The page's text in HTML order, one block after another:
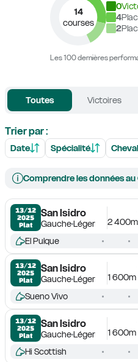
14
courses
0
4
2
Les 100 dernières
Toutes Victoires
Trier par :
Date Spécialité Cheval
Comprendre les données au
13/12
2025
Plat
San Isidro
GaucheLéger
2 400m
El Pulque
13/12
2025
Plat
San Isidro
GaucheLéger
1 600m
Sueno Vivo
13/12
2025
Plat
San Isidro
GaucheLéger
1 600m
Hi Scottish